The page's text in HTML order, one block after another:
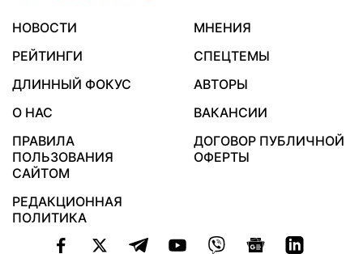
НОВОСТИ
МНЕНИЯ
РЕЙТИНГИ
СПЕЦТЕМЫ
ДЛИННЫЙ ФОКУС
АВТОРЫ
О НАС
ВАКАНСИИ
ПРАВИЛА
ПОЛЬЗОВАНИЯ
САЙТОМ
ДОГОВОР ПУБЛИЧНОЙ
ОФЕРТЫ
РЕДАКЦИОННАЯ
ПОЛИТИКА